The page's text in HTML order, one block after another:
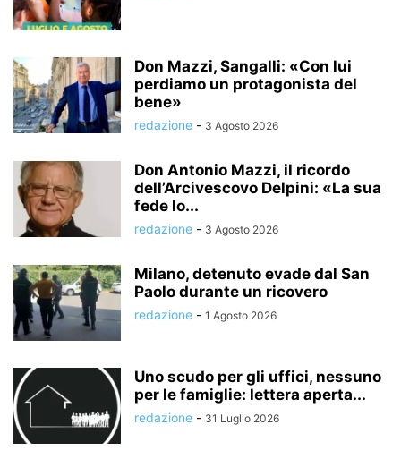
Don Mazzi, Sangalli: «Con lui
perdiamo un protagonista del
bene»
redazione - 3 Agosto 2026
Don Antonio Mazzi, il ricordo
dell’Arcivescovo Delpini: «La sua
fede lo...
redazione - 3 Agosto 2026
Milano, detenuto evade dal San
Paolo durante un ricovero
redazione - 1 Agosto 2026
Uno scudo per gli uffici, nessuno
per le famiglie: lettera aperta...
redazione - 31 Luglio 2026